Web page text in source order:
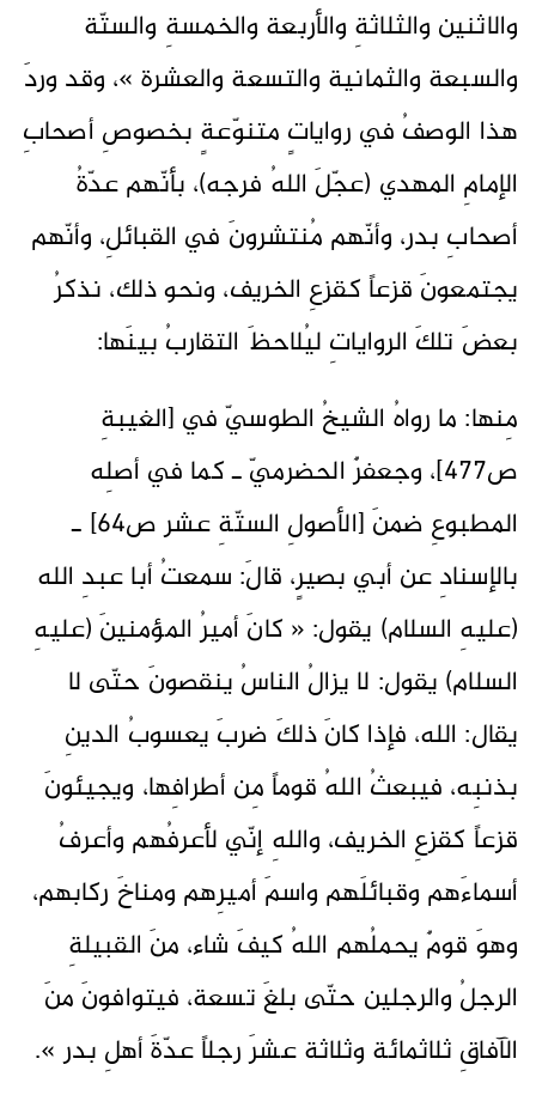
والاثنين والثلاثةِ والأربعة والخمسةِ والستّة
والسبعة والثمانية والتسعة والعشرة »، وقد وردَ
هذا الوصفُ في رواياتٍ متنوّعةٍ بخصوصِ أصحابِ
الإمامِ المهدي (عجّلَ اللهُ فرجه)، بأنّهم عدّةُ
أصحابِ بدر، وأنّهم مُنتشرونَ في القبائلِ، وأنّهم
يجتمعونَ قزعاً كقزعِ الخريف، ونحو ذلك، نذكرُ
بعضَ تلكَ الرواياتِ ليُلاحظَ التقاربُ بينَها:
مِنها: ما رواهُ الشيخُ الطوسيّ في [الغيبةِ
ص477]، وجعفرٌ الحضرميّ ـ كما في أصلِه
المطبوعِ ضمنَ [الأصولِ الستّةِ عشر ص64] ـ
بالإسنادِ عن أبي بصيرٍ، قالَ: سمعتُ أبا عبدِ الله
(عليهِ السلام) يقول: « كانَ أميرُ المؤمنينَ (عليهِ
السلام) يقول: لا يزالُ الناسُ ينقصونَ حتّى لا
يقال: الله، فإذا كانَ ذلكَ ضربَ يعسوبُ الدينِ
بذنبِه، فيبعثُ اللهُ قوماً مِن أطرافِها، ويجيئونَ
قزعاً كقزعِ الخريف، واللهِ إنّي لأعرفُهم وأعرفُ
أسماءَهم وقبائلَهم واسمَ أميرِهم ومناخَ ركابهم،
وهوَ قومٌ يحملُهم اللهُ كيفَ شاء، منَ القبيلةِ
الرجلُ والرجلين حتّى بلغَ تسعة، فيتوافونَ منَ
الآفاقِ ثلاثمائة وثلاثة عشرَ رجلاً عدّةَ أهلِ بدر ».